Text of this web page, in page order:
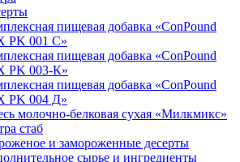
пищевая добавка «ConPound
PK 001 C»
пищевая добавка «ConPound
PK 003-К»
пищевая добавка «ConPound
PK 004 Д»
молочно-белковая сухая «Милкмикс»
стаб
и замороженные десерты
сырье и ингредиенты